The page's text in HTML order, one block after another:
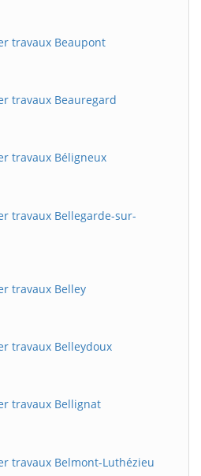
travaux Beaupont
travaux Beauregard
travaux Béligneux
travaux Bellegarde-sur-
travaux Belley
travaux Belleydoux
travaux Bellignat
travaux Belmont-Luthézieu